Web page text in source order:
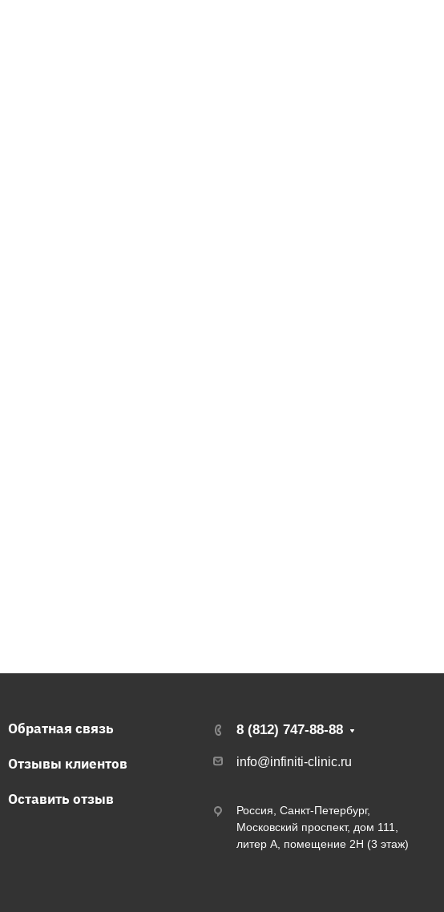
Обратная связь
Отзывы клиентов
Оставить отзыв
8 (812) 747-88-88
info@infiniti-clinic.ru
Россия, Санкт-Петербург,
Московский проспект, дом 111,
литер А, помещение 2Н (3 этаж)